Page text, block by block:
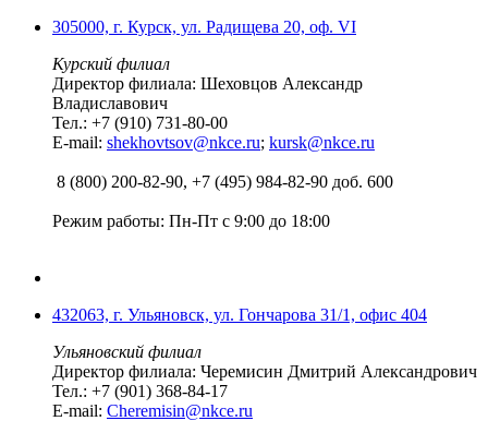
305000, г. Курск, ул. Радищева 20, оф. VI
Курский филиал
Директор филиала: Шеховцов Александр
Владиславович
Тел.: +7 (910) 731-80-00
E-mail: shekhovtsov@nkce.ru; kursk@nkce.ru
8 (800) 200-82-90, +7 (495) 984-82-90 доб. 600
Режим работы: Пн-Пт с 9:00 до 18:00
432063, г. Ульяновск, ул. Гончарова 31/1, офис 404
Ульяновский филиал
Директор филиала: Черемисин Дмитрий Александрович
Тел.: +7 (901) 368-84-17
E-mail: Cheremisin@nkce.ru